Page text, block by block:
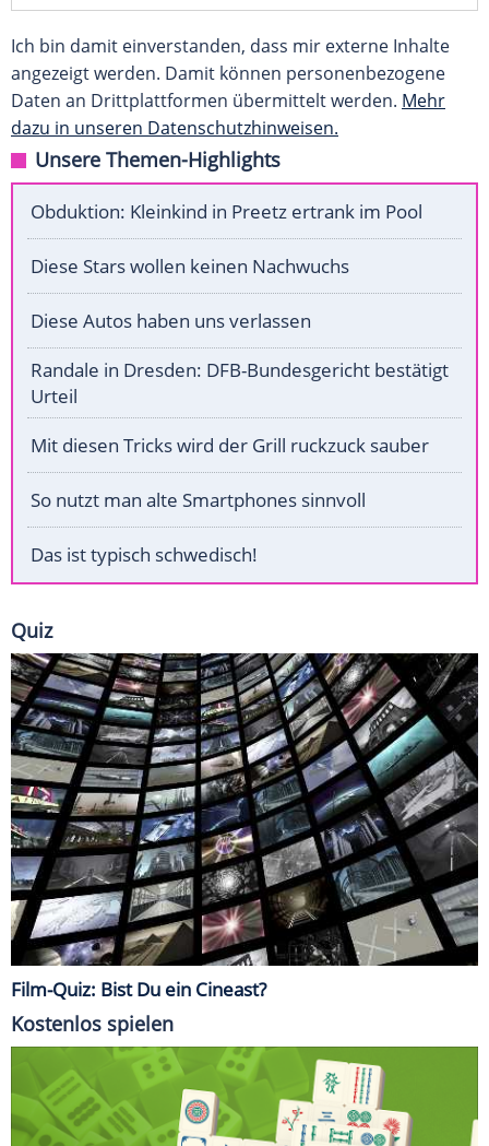
Ich bin damit einverstanden, dass mir externe Inhalte
angezeigt werden. Damit können personenbezogene
Daten an Drittplattformen übermittelt werden. Mehr
dazu in unseren Datenschutzhinweisen.
Unsere Themen-Highlights
Obduktion: Kleinkind in Preetz ertrank im Pool
Diese Stars wollen keinen Nachwuchs
Diese Autos haben uns verlassen
Randale in Dresden: DFB-Bundesgericht bestätigt
Urteil
Mit diesen Tricks wird der Grill ruckzuck sauber
So nutzt man alte Smartphones sinnvoll
Das ist typisch schwedisch!
Quiz
Film-Quiz: Bist Du ein Cineast?
Kostenlos spielen